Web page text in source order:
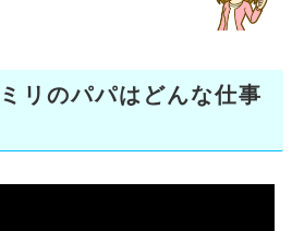
リのパパはどんな仕事